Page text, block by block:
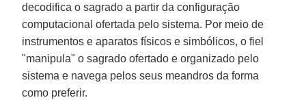
decodifica o sagrado a partir da configuração
computacional ofertada pelo sistema. Por meio de
instrumentos e aparatos físicos e simbólicos, o fiel
"manipula" o sagrado ofertado e organizado pelo
sistema e navega pelos seus meandros da forma
como preferir.